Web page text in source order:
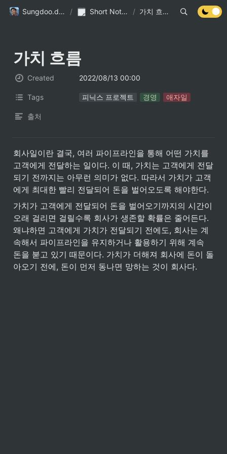
Sungdoo.dev / Short Notes / 가치 흐름
가치 흐름
Created 2022/08/13 00:00
Tags 피닉스 프로젝트 경영 애자일
출처
회사일이란 결국, 여러 파이프라인을 통해 어떤 가치를
고객에게 전달하는 일이다. 이 때, 가치는 고객에게 전달
되기 전까지는 아무런 의미가 없다. 따라서 가치가 고객
에게 최대한 빨리 전달되어 돈을 벌어오도록 해야한다.
가치가 고객에게 전달되어 돈을 벌어오기까지의 시간이
오래 걸리면 걸릴수록 회사가 생존할 확률은 줄어든다.
왜냐하면 고객에게 가치가 전달되기 전에도, 회사는 계
속해서 파이프라인을 유지하거나 활용하기 위해 계속
돈을 붇고 있기 때문이다. 가치가 더해져 회사에 돈이 돌
아오기 전에, 돈이 먼저 동나면 망하는 것이 회사다.